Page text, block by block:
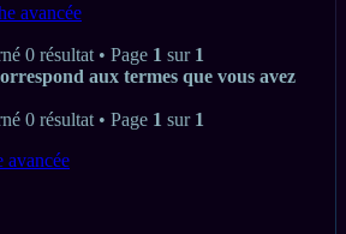
avancée
0 résultat • Page 1 sur 1
aux termes que vous avez
0 résultat • Page 1 sur 1
avancée